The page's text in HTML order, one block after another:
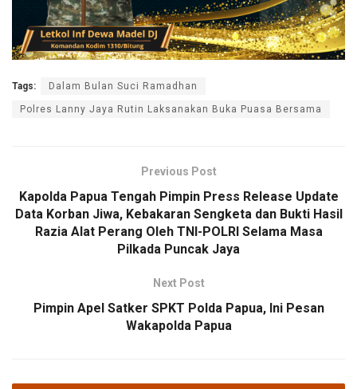
Tags: Dalam Bulan Suci Ramadhan
Polres Lanny Jaya Rutin Laksanakan Buka Puasa Bersama
Previous Post
Kapolda Papua Tengah Pimpin Press Release Update
Data Korban Jiwa, Kebakaran Sengketa dan Bukti Hasil
Razia Alat Perang Oleh TNI-POLRI Selama Masa
Pilkada Puncak Jaya
Next Post
Pimpin Apel Satker SPKT Polda Papua, Ini Pesan
Wakapolda Papua